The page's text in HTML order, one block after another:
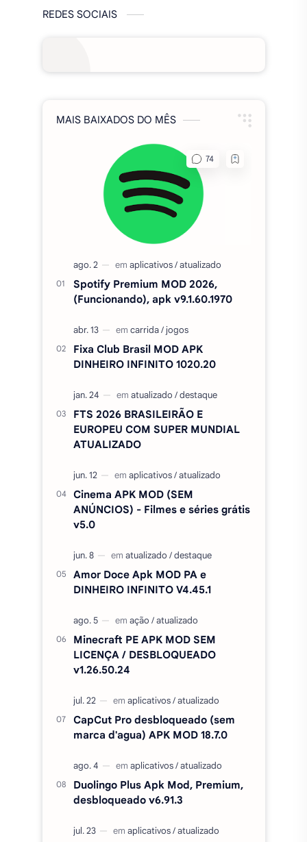
REDES SOCIAIS
MAIS BAIXADOS DO MÊS
Spotify Premium MOD 2026,
(Funcionando), apk v9.1.60.1970
Fixa Club Brasil MOD APK
DINHEIRO INFINITO 1020.20
FTS 2026 BRASILEIRÃO E
EUROPEU COM SUPER MUNDIAL
ATUALIZADO
Cinema APK MOD (SEM
ANÚNCIOS) - Filmes e séries grátis
v5.0
Amor Doce Apk MOD PA e
DINHEIRO INFINITO V4.45.1
Minecraft PE APK MOD SEM
LICENÇA / DESBLOQUEADO
v1.26.50.24
CapCut Pro desbloqueado (sem
marca d'agua) APK MOD 18.7.0
Duolingo Plus Apk Mod, Premium,
desbloqueado v6.91.3